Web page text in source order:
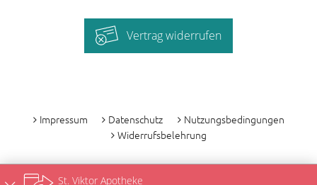
Vertrag widerrufen
Impressum Datenschutz
Nutzungsbedingungen
Widerrufsbelehrung
St. Viktor Apotheke